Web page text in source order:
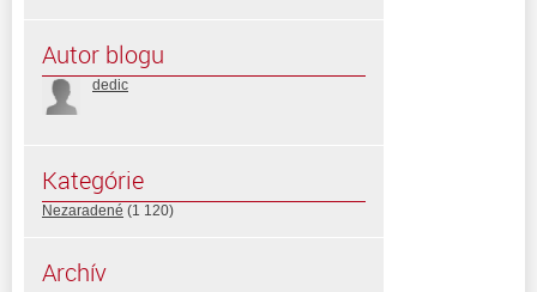
Autor blogu
dedic
Kategórie
Nezaradené (1 120)
Archív